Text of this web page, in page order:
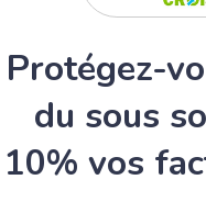
Protégez-
du sous
10% vos